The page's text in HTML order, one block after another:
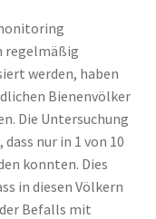
regelmäßig
werden, haben
Bienenvölker
Die Untersuchung
nur in 1 von 10
konnten. Dies
in diesen Völkern
Befalls mit